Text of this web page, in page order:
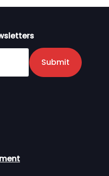
Submit